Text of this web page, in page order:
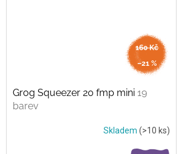
160 Kč
–21 %
Grog Squeezer 20 fmp mini 19
barev
Skladem (>10 ks)